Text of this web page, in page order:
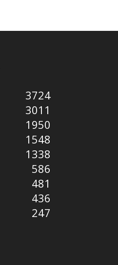
3724
3011
1950
1548
1338
586
481
436
247